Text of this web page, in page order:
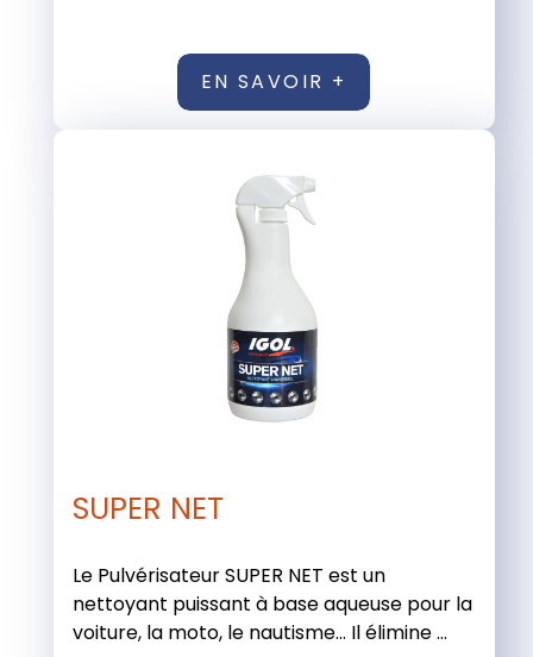
EN SAVOIR +
SUPER NET
Le Pulvérisateur SUPER NET est un
nettoyant puissant à base aqueuse pour la
voiture, la moto, le nautisme… Il élimine ...